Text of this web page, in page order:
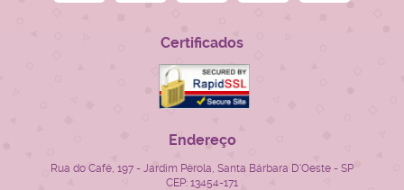
Certificados
Endereço
Rua do Café, 197 - Jardim Pérola, Santa Bárbara D'Oeste - SP
CEP: 13454-171